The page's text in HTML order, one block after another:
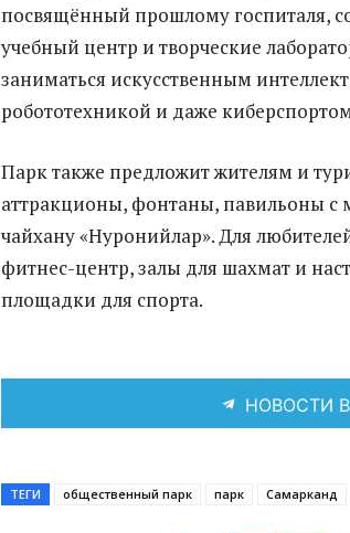
посвящённый прошлому госпиталя,
учебный центр и творческие
заниматься искусственным
робототехникой и даже
Парк также предложит жителям и
аттракционы, фонтаны, павильоны
чайхану «Нуронийлар». Для
фитнес-центр, залы для шахмат и
площадки для спорта.
НОВОСТИ В
ТЕГИ общественный парк парк Самарканд